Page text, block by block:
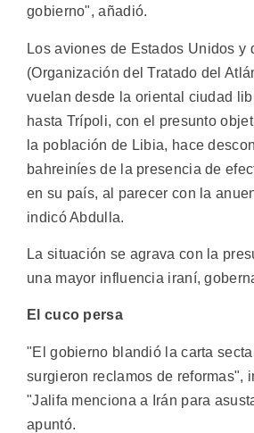
gobierno", añadió.
Los aviones de Estados Unidos y
(Organización del Tratado del
vuelan desde la oriental ciudad
hasta Trípoli, con el presunto
la población de Libia, hace
bahreiníes de la presencia de
en su país, al parecer con la
indicó Abdulla.
La situación se agrava con la
una mayor influencia iraní,
El cuco persa
"El gobierno blandió la carta
surgieron reclamos de reformas",
"Jalifa menciona a Irán para
apuntó.